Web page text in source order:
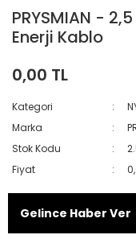
PRYSMIAN -
Enerji Kablo
0,00 TL
Kategori
Marka
Stok Kodu
Fiyat
Gelince Haber Ver